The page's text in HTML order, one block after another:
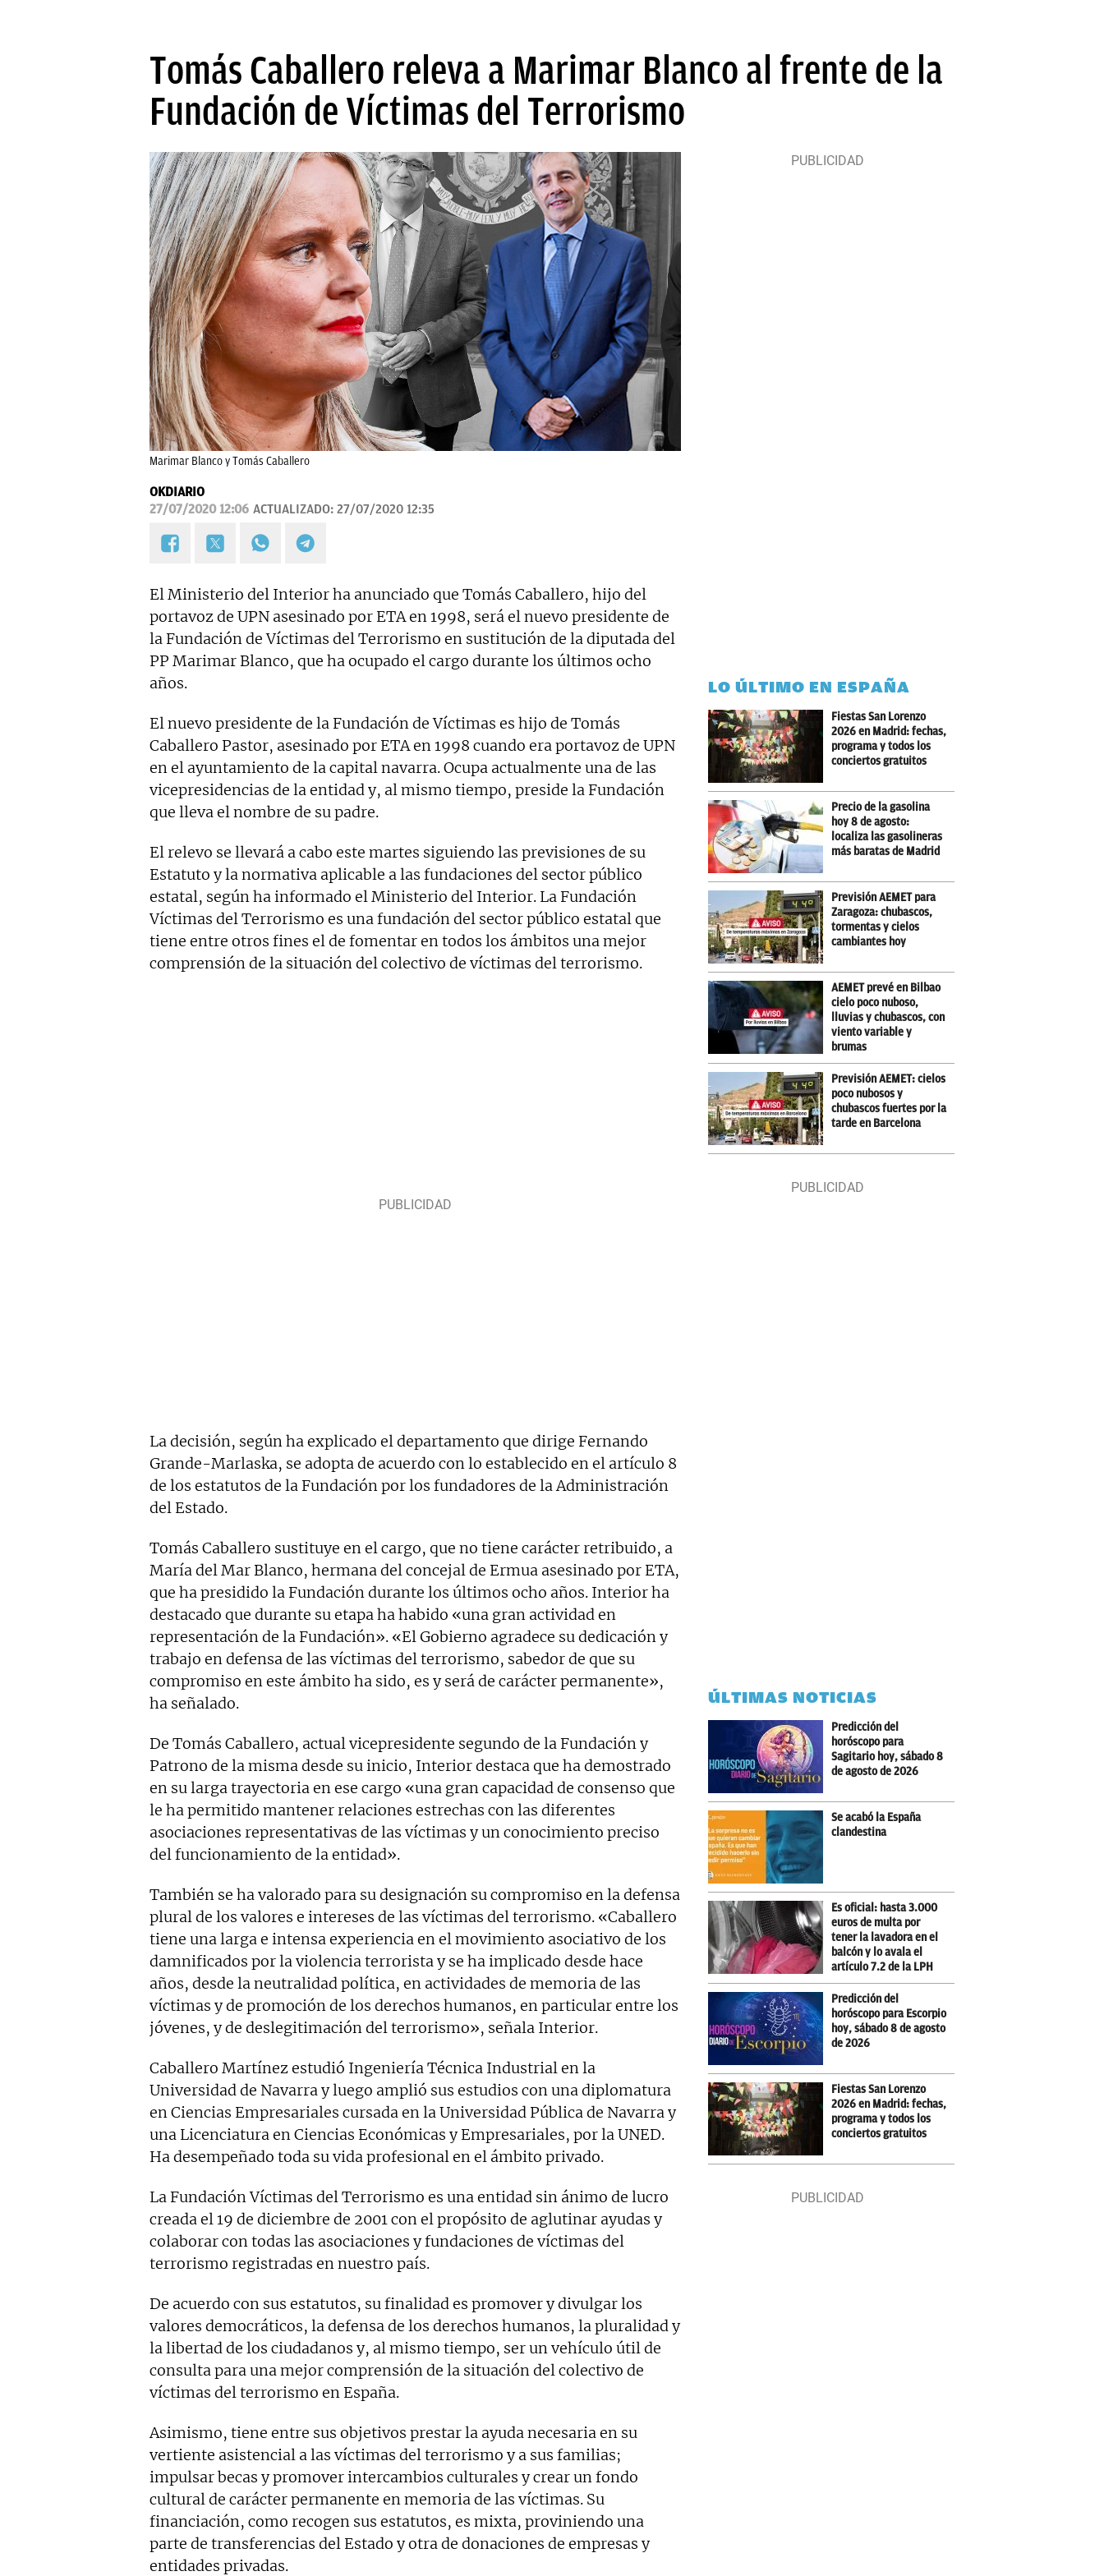
Tomás Caballero releva a Marimar Blanco al frente de la
Fundación de Víctimas del Terrorismo
Marimar Blanco y Tomás Caballero
OKDIARIO
27/07/2020 12:06 ACTUALIZADO: 27/07/2020 12:35
El Ministerio del Interior ha anunciado que Tomás Caballero, hijo del
portavoz de UPN asesinado por ETA en 1998, será el nuevo presidente de
la Fundación de Víctimas del Terrorismo en sustitución de la diputada del
PP Marimar Blanco, que ha ocupado el cargo durante los últimos ocho
años.
El nuevo presidente de la Fundación de Víctimas es hijo de Tomás
Caballero Pastor, asesinado por ETA en 1998 cuando era portavoz de UPN
en el ayuntamiento de la capital navarra. Ocupa actualmente una de las
vicepresidencias de la entidad y, al mismo tiempo, preside la Fundación
que lleva el nombre de su padre.
El relevo se llevará a cabo este martes siguiendo las previsiones de su
Estatuto y la normativa aplicable a las fundaciones del sector público
estatal, según ha informado el Ministerio del Interior. La Fundación
Víctimas del Terrorismo es una fundación del sector público estatal que
tiene entre otros fines el de fomentar en todos los ámbitos una mejor
comprensión de la situación del colectivo de víctimas del terrorismo.
La decisión, según ha explicado el departamento que dirige Fernando
Grande-Marlaska, se adopta de acuerdo con lo establecido en el artículo 8
de los estatutos de la Fundación por los fundadores de la Administración
del Estado.
Tomás Caballero sustituye en el cargo, que no tiene carácter retribuido, a
María del Mar Blanco, hermana del concejal de Ermua asesinado por ETA,
que ha presidido la Fundación durante los últimos ocho años. Interior ha
destacado que durante su etapa ha habido «una gran actividad en
representación de la Fundación». «El Gobierno agradece su dedicación y
trabajo en defensa de las víctimas del terrorismo, sabedor de que su
compromiso en este ámbito ha sido, es y será de carácter permanente»,
ha señalado.
De Tomás Caballero, actual vicepresidente segundo de la Fundación y
Patrono de la misma desde su inicio, Interior destaca que ha demostrado
en su larga trayectoria en ese cargo «una gran capacidad de consenso que
le ha permitido mantener relaciones estrechas con las diferentes
asociaciones representativas de las víctimas y un conocimiento preciso
del funcionamiento de la entidad».
También se ha valorado para su designación su compromiso en la defensa
plural de los valores e intereses de las víctimas del terrorismo. «Caballero
tiene una larga e intensa experiencia en el movimiento asociativo de los
damnificados por la violencia terrorista y se ha implicado desde hace
años, desde la neutralidad política, en actividades de memoria de las
víctimas y de promoción de los derechos humanos, en particular entre los
jóvenes, y de deslegitimación del terrorismo», señala Interior.
Caballero Martínez estudió Ingeniería Técnica Industrial en la
Universidad de Navarra y luego amplió sus estudios con una diplomatura
en Ciencias Empresariales cursada en la Universidad Pública de Navarra y
una Licenciatura en Ciencias Económicas y Empresariales, por la UNED.
Ha desempeñado toda su vida profesional en el ámbito privado.
La Fundación Víctimas del Terrorismo es una entidad sin ánimo de lucro
creada el 19 de diciembre de 2001 con el propósito de aglutinar ayudas y
colaborar con todas las asociaciones y fundaciones de víctimas del
terrorismo registradas en nuestro país.
De acuerdo con sus estatutos, su finalidad es promover y divulgar los
valores democráticos, la defensa de los derechos humanos, la pluralidad y
la libertad de los ciudadanos y, al mismo tiempo, ser un vehículo útil de
consulta para una mejor comprensión de la situación del colectivo de
víctimas del terrorismo en España.
Asimismo, tiene entre sus objetivos prestar la ayuda necesaria en su
vertiente asistencial a las víctimas del terrorismo y a sus familias;
impulsar becas y promover intercambios culturales y crear un fondo
cultural de carácter permanente en memoria de las víctimas. Su
financiación, como recogen sus estatutos, es mixta, proviniendo una
parte de transferencias del Estado y otra de donaciones de empresas y
entidades privadas.
LO ÚLTIMO EN ESPAÑA
Fiestas San Lorenzo
2026 en Madrid: fechas,
programa y todos los
conciertos gratuitos
Precio de la gasolina
hoy 8 de agosto:
localiza las gasolineras
más baratas de Madrid
Previsión AEMET para
Zaragoza: chubascos,
tormentas y cielos
cambiantes hoy
AEMET prevé en Bilbao
cielo poco nuboso,
lluvias y chubascos, con
viento variable y
brumas
Previsión AEMET: cielos
poco nubosos y
chubascos fuertes por la
tarde en Barcelona
ÚLTIMAS NOTICIAS
Predicción del
horóscopo para
Sagitario hoy, sábado 8
de agosto de 2026
Se acabó la España
clandestina
Es oficial: hasta 3.000
euros de multa por
tener la lavadora en el
balcón y lo avala el
artículo 7.2 de la LPH
Predicción del
horóscopo para Escorpio
hoy, sábado 8 de agosto
de 2026
Fiestas San Lorenzo
2026 en Madrid: fechas,
programa y todos los
conciertos gratuitos